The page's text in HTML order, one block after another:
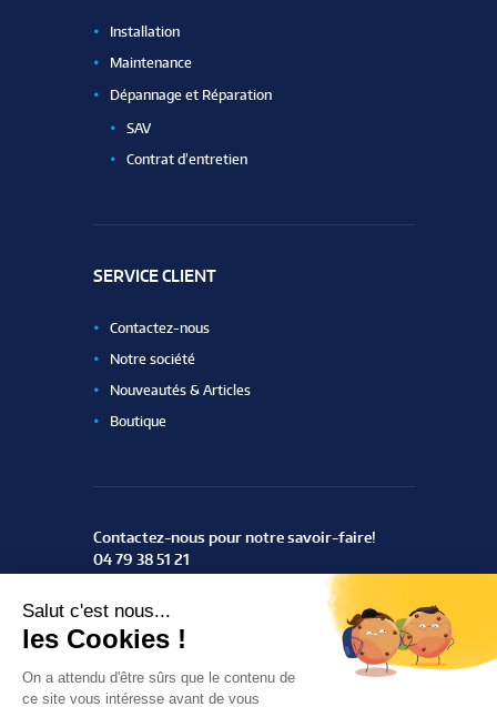
Installation
Maintenance
Dépannage et Réparation
SAV
Contrat d’entretien
SERVICE CLIENT
Contactez-nous
Notre société
Nouveautés & Articles
Boutique
Contactez-nous pour notre savoir-faire!
04 79 38 51 21
ZAC du Rotey
73460 Notre Dame des Millières
Trouvez-nous